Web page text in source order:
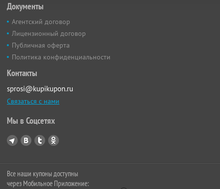
Документы
Агентский договор
Лицензионный договор
Публичная оферта
Политика конфиденциальности
Контакты
sprosi@kupikupon.ru
Связаться с нами
Мы в Соцсетях
Все наши купоны доступны
через Мобильное Приложение: